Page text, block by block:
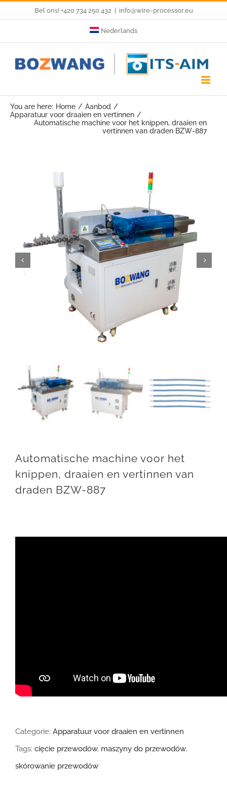
content
Bel ons! +420 734 250 432 info@wire-processor.eu
Nederlands
You are here: Home
Aanbod
Apparatuur voor draaien en vertinnen
Automatische machine voor het knippen, draaien en
vertinnen van draden BZW-887
Automatische machine voor het
knippen, draaien en vertinnen van
draden BZW-887
Categorie: Apparatuur voor draaien en vertinnen
Tags: cięcie przewodów, maszyny do przewodów,
skórowanie przewodów